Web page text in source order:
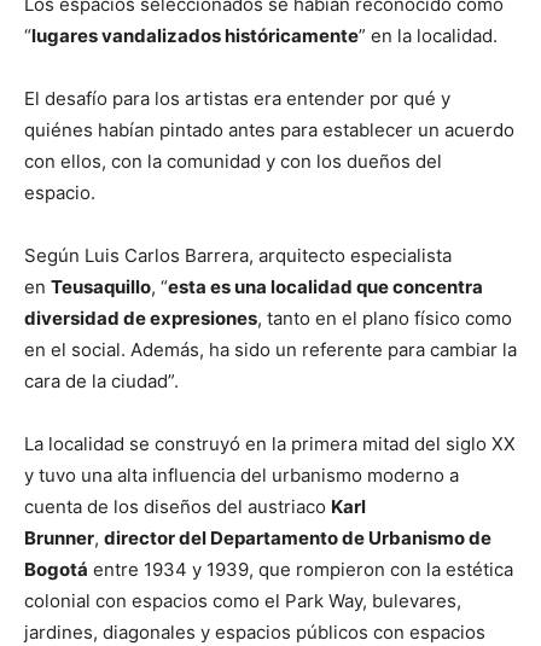
“lugares vandalizados históricamente” en la localidad.
El desafío para los artistas era entender por qué y
quiénes habían pintado antes para establecer un acuerdo
con ellos, con la comunidad y con los dueños del
espacio.
Según Luis Carlos Barrera, arquitecto especialista
en Teusaquillo, “esta es una localidad que concentra
diversidad de expresiones, tanto en el plano físico como
en el social. Además, ha sido un referente para cambiar la
cara de la ciudad”.
La localidad se construyó en la primera mitad del siglo XX
y tuvo una alta influencia del urbanismo moderno a
cuenta de los diseños del austriaco Karl
Brunner, director del Departamento de Urbanismo de
Bogotá entre 1934 y 1939, que rompieron con la estética
colonial con espacios como el Park Way, bulevares,
jardines, diagonales y espacios públicos con espacios